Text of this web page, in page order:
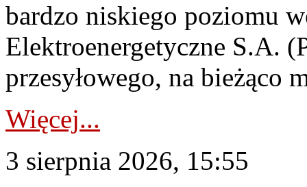
bardzo niskiego poziomu
Elektroenergetyczne S.A.
przesyłowego, na bieżąco
Więcej...
3 sierpnia 2026, 15:55